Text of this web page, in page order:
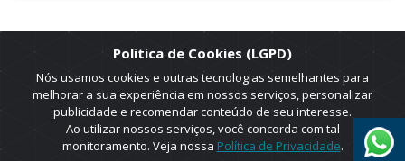
Politica de Cookies (LGPD)
Nós usamos cookies e outras tecnologias semelhantes para
melhorar a sua experiência em nossos serviços, personalizar
publicidade e recomendar conteúdo de seu interesse.
Ao utilizar nossos serviços, você concorda com tal
monitoramento. Veja nossa Política de Privacidade.